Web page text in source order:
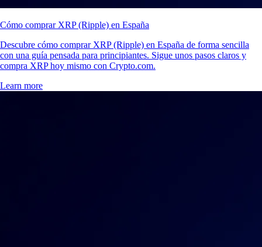
Cómo comprar XRP (Ripple) en España
Descubre cómo comprar XRP (Ripple) en España de forma sencilla
con una guía pensada para principiantes. Sigue unos pasos claros y
compra XRP hoy mismo con Crypto.com.
Learn more